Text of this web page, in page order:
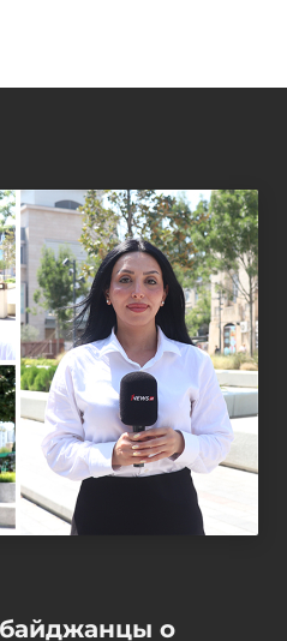
о